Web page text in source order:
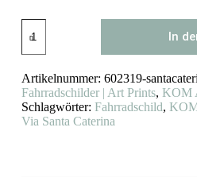
Via
Santa
Siena
KOM
Attack
Menge
In
Artikelnummer: 602319-
Fahrradschilder | Art Prints, KOM
Schlagwörter: Fahrradschild,
Via Santa Caterina